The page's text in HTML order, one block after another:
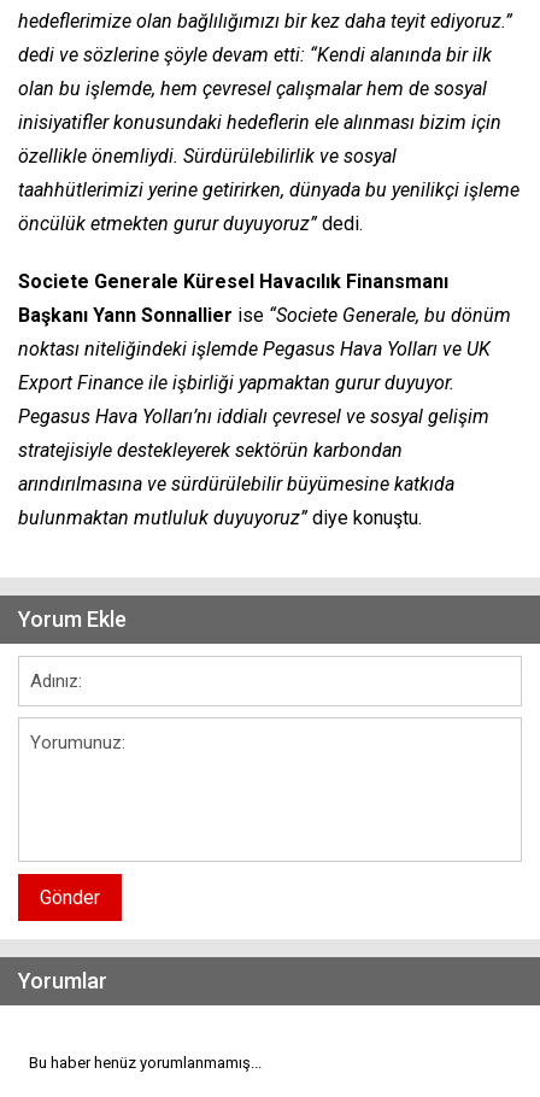
hedeflerimize olan bağlılığımızı bir kez daha teyit ediyoruz.”
dedi ve sözlerine şöyle devam etti: “Kendi alanında bir ilk
olan bu işlemde, hem çevresel çalışmalar hem de sosyal
inisiyatifler konusundaki hedeflerin ele alınması bizim için
özellikle önemliydi. Sürdürülebilirlik ve sosyal
taahhütlerimizi yerine getirirken, dünyada bu yenilikçi işleme
öncülük etmekten gurur duyuyoruz”dedi.
Societe Generale Küresel Havacılık Finansmanı
Başkanı Yann Sonnallier ise “Societe Generale, bu dönüm
noktası niteliğindeki işlemde Pegasus Hava Yolları ve UK
Export Finance ile işbirliği yapmaktan gurur duyuyor.
Pegasus Hava Yolları’nı iddialı çevresel ve sosyal gelişim
stratejisiyle destekleyerek sektörün karbondan
arındırılmasına ve sürdürülebilir büyümesine katkıda
bulunmaktan mutluluk duyuyoruz”diye konuştu.
Yorum Ekle
Gönder
Yorumlar
Bu haber henüz yorumlanmamış...